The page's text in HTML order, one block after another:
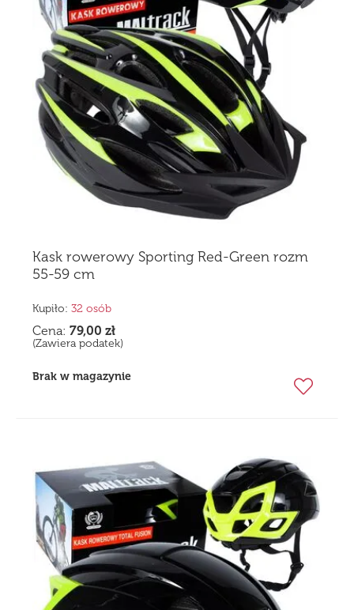
Kask rowerowy Sporting Red-Green rozm
55-59 cm
Kupiło: 32 osób
Cena: 79,00 zł
(Zawiera podatek)
Brak w magazynie